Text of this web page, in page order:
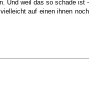
Und weil das so schade ist -
auf einen ihnen noch